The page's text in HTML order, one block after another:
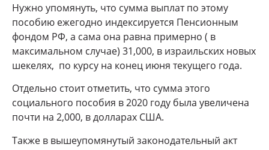
Нужно упомянуть, что сумма выплат по этому
пособию ежегодно индексируется Пенсионным
фондом РФ, а сама она равна примерно ( в
максимальном случае) 31,000, в израильских новых
шекелях, по курсу на конец июня текущего года.
Отдельно стоит отметить, что сумма этого
социального пособия в 2020 году была увеличена
почти на 2,000, в долларах США.
Также в вышеупомянутый законодательный акт